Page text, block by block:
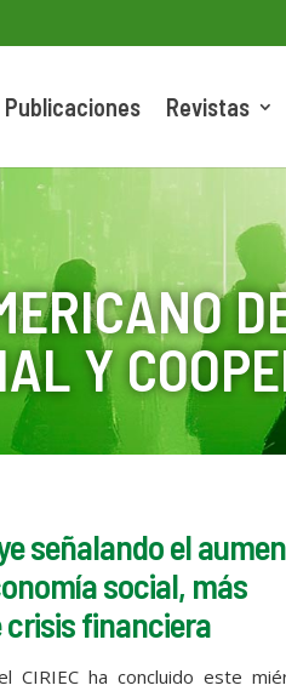
Publicaciones Revistas
Y
señalando el
social, más
crisis financiera
CIRIEC ha concluido este